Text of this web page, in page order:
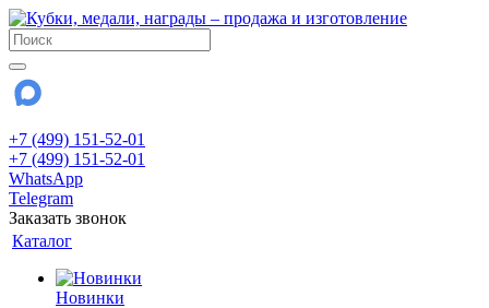
+7 (499) 151-52-01
+7 (499) 151-52-01
WhatsApp
Telegram
Заказать звонок
Каталог
Новинки